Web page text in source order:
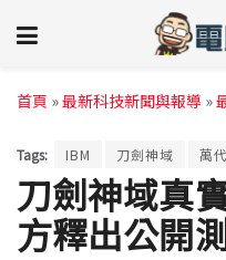
首頁 »最新科技新聞與報導 »
Tags: IBM 刀劍神域 萬代
刀劍神域真
方釋出公開